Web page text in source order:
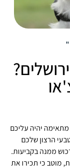
מתאימה יהיה עליכם
הרצון שלכם
ממנה בקביעות.
מוטב כי תכירו את